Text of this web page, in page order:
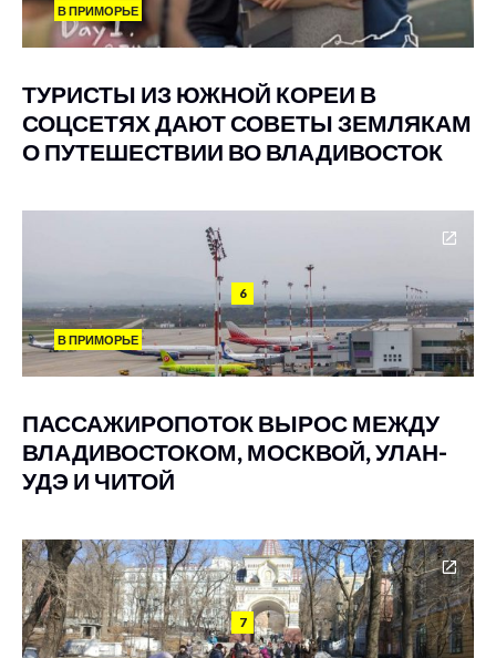
В ПРИМОРЬЕ
ТУРИСТЫ ИЗ ЮЖНОЙ КОРЕИ В
СОЦСЕТЯХ ДАЮТ СОВЕТЫ ЗЕМЛЯКАМ
О ПУТЕШЕСТВИИ ВО ВЛАДИВОСТОК
6
В ПРИМОРЬЕ
ПАССАЖИРОПОТОК ВЫРОС МЕЖДУ
ВЛАДИВОСТОКОМ, МОСКВОЙ, УЛАН-
УДЭ И ЧИТОЙ
7